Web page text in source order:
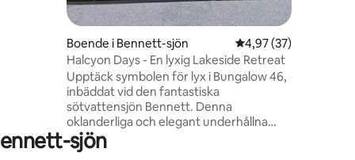
Boende i Bennett-sjön 4,97 av 5 i
4,97 (37)
Halcyon Days - En lyxig Lakeside Retreat
Upptäck symbolen för lyx i Bungalow 46,
inbäddat vid den fantastiska
sötvattensjön Bennett. Denna
oklanderliga och elegant underhållna
bungalow erbjuder en oöverträffad
tillflyktsort och blandar naturens skönhet
sjön